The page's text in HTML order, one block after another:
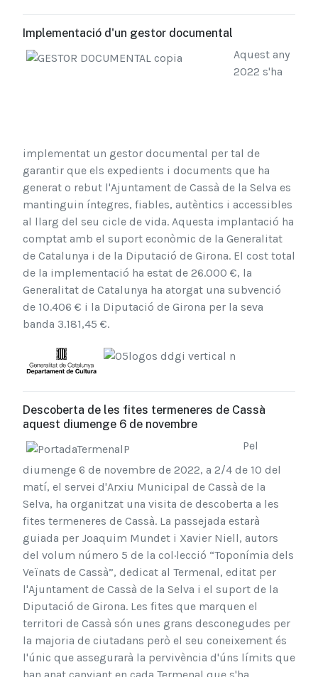
Implementació d'un gestor documental
Aquest any
2022 s'ha
implementat un gestor documental per tal de
garantir que els expedients i documents que ha
generat o rebut l'Ajuntament de Cassà de la Selva es
mantinguin íntegres, fiables, autèntics i accessibles
al llarg del seu cicle de vida. Aquesta implantació ha
comptat amb el suport econòmic de la Generalitat
de Catalunya i de la Diputació de Girona. El cost total
de la implementació ha estat de 26.000 €, la
Generalitat de Catalunya ha atorgat una subvenció
de 10.406 € i la Diputació de Girona per la seva
banda 3.181,45 €.
Descoberta de les fites termeneres de Cassà
aquest diumenge 6 de novembre
Pel
diumenge 6 de novembre de 2022, a 2/4 de 10 del
matí, el servei d'Arxiu Municipal de Cassà de la
Selva, ha organitzat una visita de descoberta a les
fites termeneres de Cassà. La passejada estarà
guiada per Joaquim Mundet i Xavier Niell, autors
del volum número 5 de la col·lecció “Toponímia dels
Veïnats de Cassà”, dedicat al Termenal, editat per
l'Ajuntament de Cassà de la Selva i el suport de la
Diputació de Girona. Les fites que marquen el
territori de Cassà són unes grans desconegudes per
la majoria de ciutadans però el seu coneixement és
l'únic que assegurarà la pervivència d'úns límits que